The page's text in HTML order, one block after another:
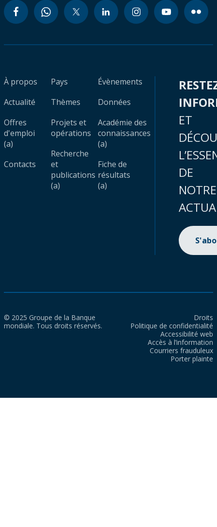
À propos
Actualité
Offres
d'emploi
(a)
Contacts
Pays
Thèmes
Projets et
opérations
Recherche
et
publications
(a)
Évènements
Données
Académie des
connaissances
(a)
Fiche de
résultats
(a)
ET
DE
NOTRE
© 2025 Groupe de la Banque
mondiale. Tous droits réservés.
Droits
Politique de confidentialité
Accessibilité web
Accès à l’information
Courriers frauduleux
Porter plainte